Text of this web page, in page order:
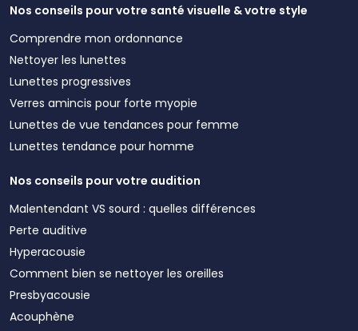
Nos conseils pour votre santé visuelle & votre style
Comprendre mon ordonnance
Nettoyer les lunettes
Lunettes progressives
Verres amincis pour forte myopie
Lunettes de vue tendances pour femme
Lunettes tendance pour homme
Nos conseils pour votre audition
Malentendant VS sourd : quelles différences
Perte auditive
Hyperacousie
Comment bien se nettoyer les oreilles
Presbyacousie
Acouphène